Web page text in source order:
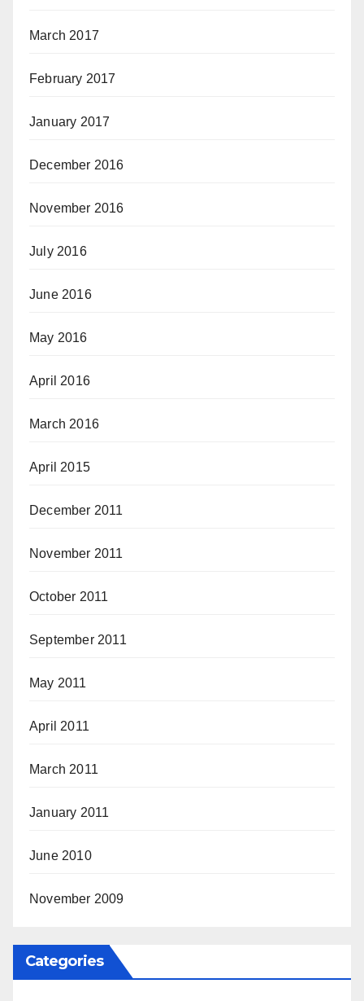
March 2017
February 2017
January 2017
December 2016
November 2016
July 2016
June 2016
May 2016
April 2016
March 2016
April 2015
December 2011
November 2011
October 2011
September 2011
May 2011
April 2011
March 2011
January 2011
June 2010
November 2009
Categories